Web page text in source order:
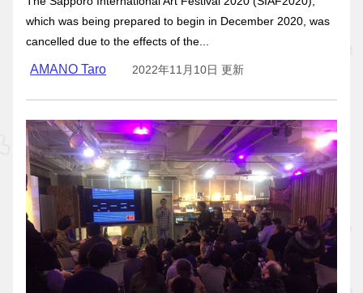
which was being prepared to begin in December 2020, was
cancelled due to the effects of the...
AMANO Taro 2022年11月10日 更新